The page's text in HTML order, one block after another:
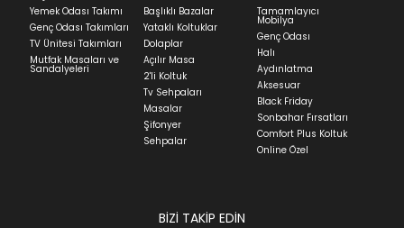
ve ürünün stok durumuna göre ortalama 5-24 iş
günüdür.
Panel ve Döşeme grubu ürün siparişlerinizin teslim
süresi yaşadığınız şehre ve ürünün stok durumuna
göre ortalama 30-45 iş günüdür.
Siparişlerim bölümünden sürecinizi takip edebilirsiniz.
Sıkça Sorulan Sorularbölümünü ziyaret
Yemek Odası Takımı
Genç Odası Takımları
TV Ünitesi Takımları
Mutfak Masaları ve
Sandalyeleri
Başlıklı Bazalar
Yataklı Koltuklar
Dolaplar
Açılır Masa
2'li Koltuk
Tv Sehpaları
Masalar
Şifonyer
Sehpalar
Tamamlayıcı
Mobilya
Genç Odası
Halı
Aydınlatma
Aksesuar
Black Friday
Sonbahar Fırsatları
Comfort Plus Koltuk
Online Özel
BİZİ TAKİP EDİN